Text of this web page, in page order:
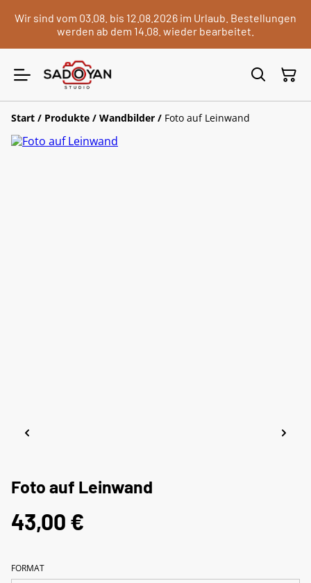
Wir sind vom 03.08. bis 12.08.2026 im Urlaub. Bestellungen
werden ab dem 14.08. wieder bearbeitet.
Start / Produkte / Wandbilder / Foto auf Leinwand
Foto auf Leinwand
43,00 €
FORMAT